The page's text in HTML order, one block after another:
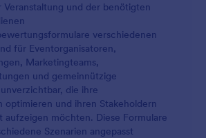
und der benötigten
verschiedenen
für Eventorganisatoren,
Marketingteams,
und gemeinnützige
die ihre
optimieren und ihren Stakeholdern
aufzeigen möchten. Diese Formulare
Szenarien angepasst